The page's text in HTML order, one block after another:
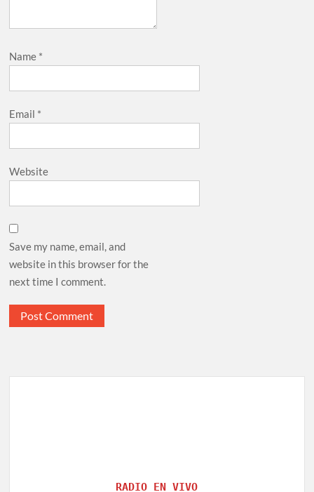
Name *
Email *
Website
Save my name, email, and
website in this browser for the
next time I comment.
RADIO EN VIVO